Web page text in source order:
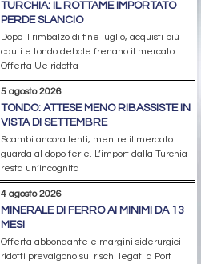
TURCHIA: IL ROTTAME IMPORTATO
PERDE SLANCIO
Dopo il rimbalzo di fine luglio, acquisti più
cauti e tondo debole frenano il mercato.
Offerta Ue ridotta
5 agosto 2026
TONDO: ATTESE MENO RIBASSISTE IN
VISTA DI SETTEMBRE
Scambi ancora lenti, mentre il mercato
guarda al dopo ferie. L’import dalla Turchia
resta un’incognita
4 agosto 2026
MINERALE DI FERRO AI MINIMI DA 13
MESI
Offerta abbondante e margini siderurgici
ridotti prevalgono sui rischi legati a Port